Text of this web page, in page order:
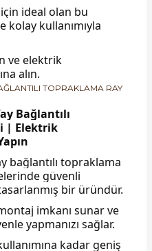
ideal olan bu
kolay kullanımıyla
ve elektrik
alın.
Bağlantılı
| Elektrik
bağlantılı topraklama
güvenli
bir üründür.
imkanı sunar ve
yapmanızı sağlar.
kadar geniş